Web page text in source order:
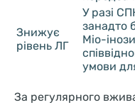
Знижує
рівень ЛГ
У разі
занадто
Міо-
умови
За регулярного